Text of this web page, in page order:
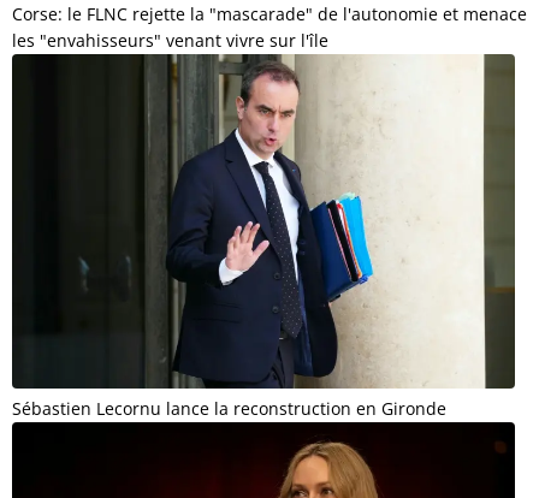
Corse: le FLNC rejette la "mascarade" de l'autonomie et menace
les "envahisseurs" venant vivre sur l'île
Sébastien Lecornu lance la reconstruction en Gironde